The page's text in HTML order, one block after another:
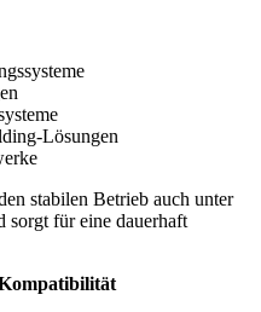
Lösungen
stabilen Betrieb auch unter
sorgt für eine dauerhaft